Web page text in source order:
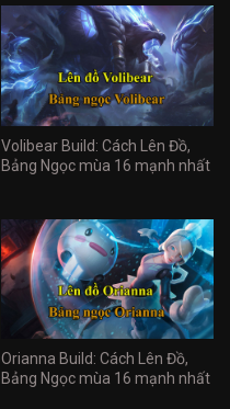
Volibear Build: Cách Lên Đồ,
Bảng Ngọc mùa 16 mạnh nhất
Orianna Build: Cách Lên Đồ,
Bảng Ngọc mùa 16 mạnh nhất